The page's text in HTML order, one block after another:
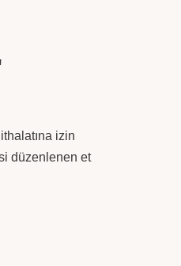
izin
düzenlenen et